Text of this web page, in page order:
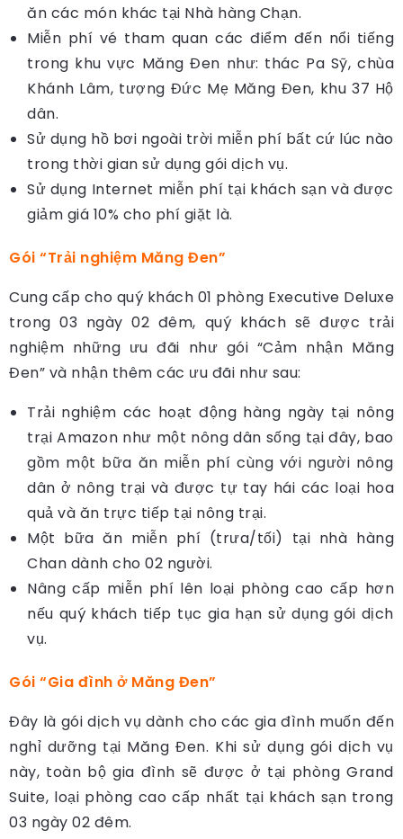
ăn các món khác tại Nhà hàng Chạn.
Miễn phí vé tham quan các điểm đến nổi tiếng
trong khu vực Măng Đen như: thác Pa Sỹ, chùa
Khánh Lâm, tượng Đức Mẹ Măng Đen, khu 37 Hộ
dân.
Sử dụng hồ bơi ngoài trời miễn phí bất cứ lúc nào
trong thời gian sử dụng gói dịch vụ.
Sử dụng Internet miễn phí tại khách sạn và được
giảm giá 10% cho phí giặt là.
Gói “Trải nghiệm Măng Đen”
Cung cấp cho quý khách 01 phòng Executive Deluxe
trong 03 ngày 02 đêm, quý khách sẽ được trải
nghiệm những ưu đãi như gói “Cảm nhận Măng
Đen” và nhận thêm các ưu đãi như sau:
Trải nghiệm các hoạt động hàng ngày tại nông
trại Amazon như một nông dân sống tại đây, bao
gồm một bữa ăn miễn phí cùng với người nông
dân ở nông trại và được tự tay hái các loại hoa
quả và ăn trực tiếp tại nông trại.
Một bữa ăn miễn phí (trưa/tối) tại nhà hàng
Chan dành cho 02 người.
Nâng cấp miễn phí lên loại phòng cao cấp hơn
nếu quý khách tiếp tục gia hạn sử dụng gói dịch
vụ.
Gói “Gia đình ở Măng Đen”
Đây là gói dịch vụ dành cho các gia đình muốn đến
nghỉ dưỡng tại Măng Đen. Khi sử dụng gói dịch vụ
này, toàn bộ gia đình sẽ được ở tại phòng Grand
Suite, loại phòng cao cấp nhất tại khách sạn trong
03 ngày 02 đêm.